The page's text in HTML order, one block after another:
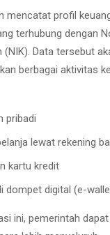
mencatat profil
terhubung dengan
(NIK). Data tersebut
berbagai aktivitas
pribadi
lewat rekening
kartu kredit
dompet digital (e-
ini, pemerintah